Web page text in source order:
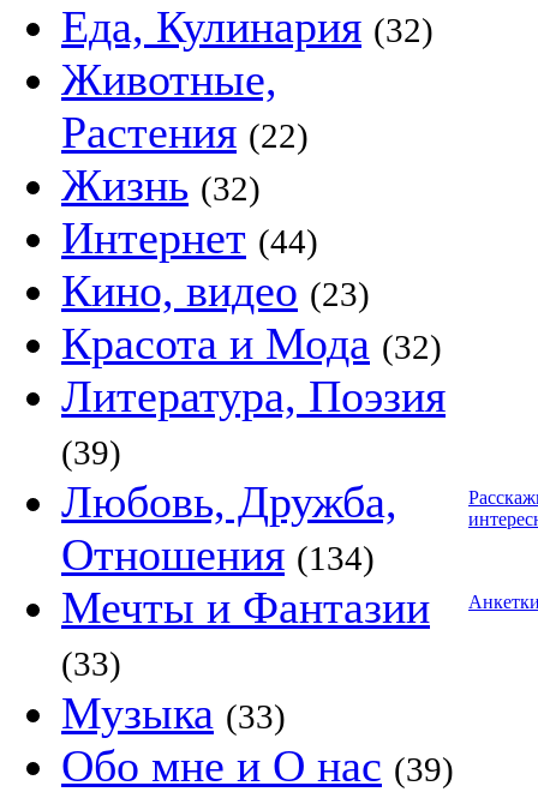
Еда, Кулинария (32)
Животные,
Растения (22)
Жизнь (32)
Интернет (44)
Кино, видео (23)
Красота и Мода (32)
Литература, Поэзия
(39)
Любовь, Дружба,
Отношения (134)
Мечты и Фантазии
(33)
Музыка (33)
Обо мне и О нас (39)